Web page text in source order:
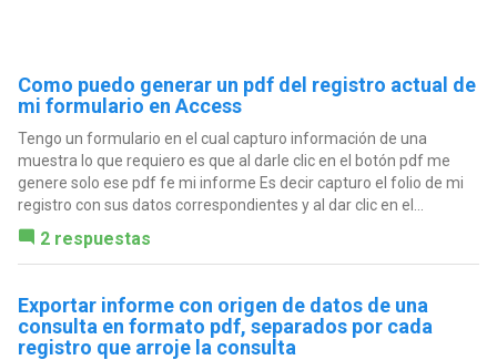
Como puedo generar un pdf del registro actual de
mi formulario en Access
Tengo un formulario en el cual capturo información de una
muestra lo que requiero es que al darle clic en el botón pdf me
genere solo ese pdf fe mi informe Es decir capturo el folio de mi
registro con sus datos correspondientes y al dar clic en el...
2 respuestas
Exportar informe con origen de datos de una
consulta en formato pdf, separados por cada
registro que arroje la consulta